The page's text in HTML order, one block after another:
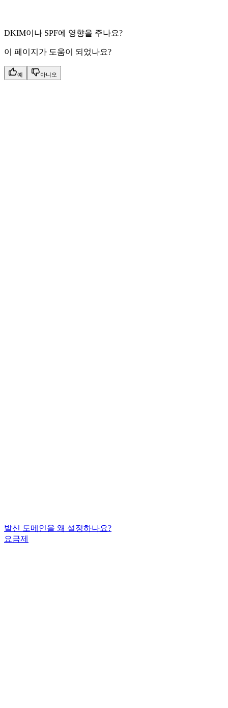
DKIM이나 SPF에 영향을 주나요?
이 페이지가 도움이 되었나요?
예 아니오
발신 도메인을 왜 설정하나요?
요금제